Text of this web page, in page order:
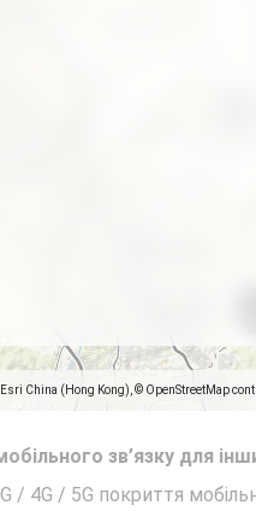
China (Hong Kong), © OpenStreetMap
зв’язку для
/ 4G / 5G покриття